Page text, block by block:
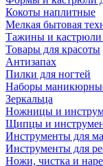
Кокоты наплитные
Мелкая бытовая
Тажины и кастрюли
Товары для красоты
Антизапах
Пилки для ногтей
Наборы
Зеркальца
Ножницы и
Щипцы и
Инструменты для
Инструменты для
Ножи, чистка и